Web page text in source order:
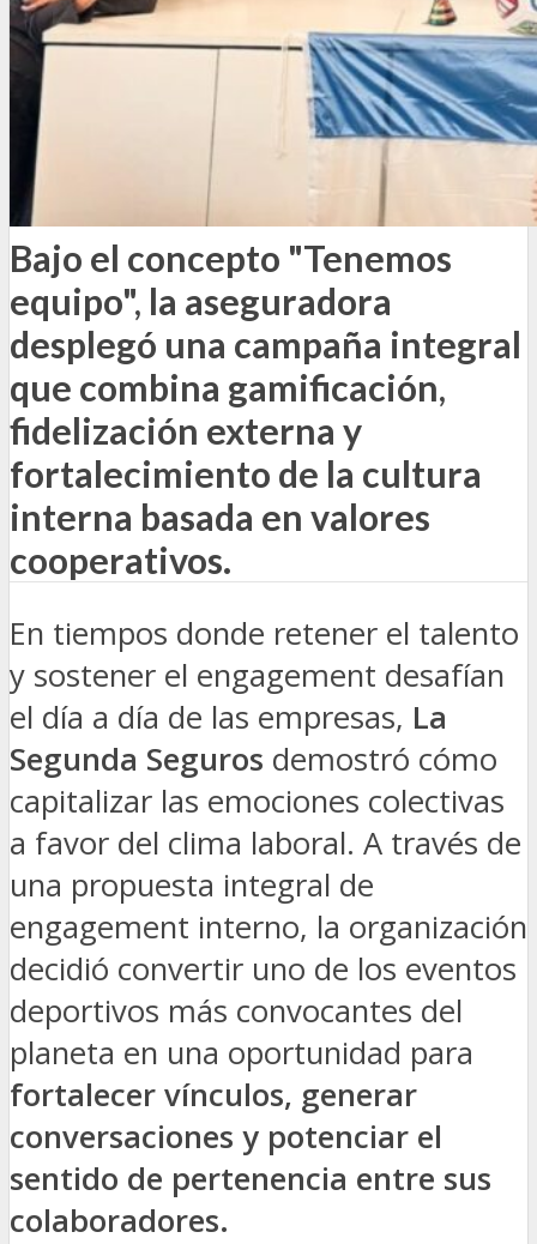
Bajo el concepto "Tenemos
equipo", la aseguradora
desplegó una campaña integral
que combina gamificación,
fidelización externa y
fortalecimiento de la cultura
interna basada en valores
cooperativos.
En tiempos donde retener el talento
y sostener el engagement desafían
el día a día de las empresas, La
Segunda Seguros demostró cómo
capitalizar las emociones colectivas
a favor del clima laboral. A través de
una propuesta integral de
engagement interno, la organización
decidió convertir uno de los eventos
deportivos más convocantes del
planeta en una oportunidad para
fortalecer vínculos, generar
conversaciones y potenciar el
sentido de pertenencia entre sus
colaboradores.